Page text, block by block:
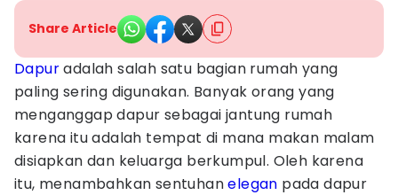
Share Article
Dapuradalah salah satu bagian rumah yang
paling sering digunakan. Banyak orang yang
menganggap dapur sebagai jantung rumah
karena itu adalah tempat di mana makan malam
disiapkan dan keluarga berkumpul. Oleh karena
itu, menambahkan sentuhanelegan pada dapur